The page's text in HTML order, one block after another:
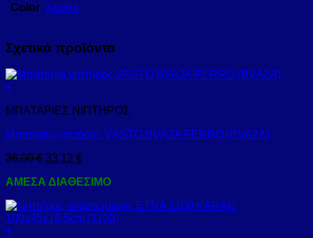
Color Χρυσό
Σχετικά προϊόντα
+
ΜΠΑΤΑΡΙΕΣ ΝΙΠΤΗΡΟΣ
Μπαταρία νιπτήρος VASTO BVA2A FERRO (BVA2A)
36,00€ 33,12 €
ΑΜΕΣΑ ΔΙΑΘΕΣΙΜΟ
+